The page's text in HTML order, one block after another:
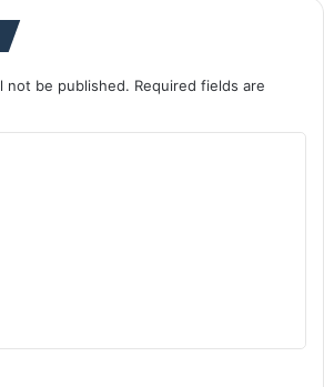
not be published. Required fields are